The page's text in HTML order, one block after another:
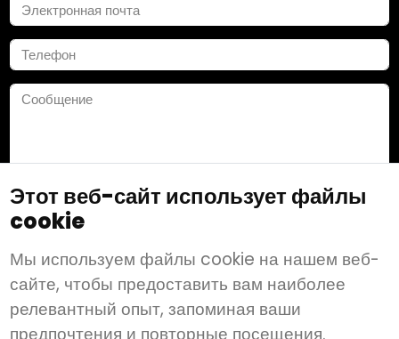
Подпишитесь на нас:
Этот веб-сайт использует файлы
cookie
Мы используем файлы cookie на нашем веб-
сайте, чтобы предоставить вам наиболее
релевантный опыт, запоминая ваши
предпочтения и повторные посещения.